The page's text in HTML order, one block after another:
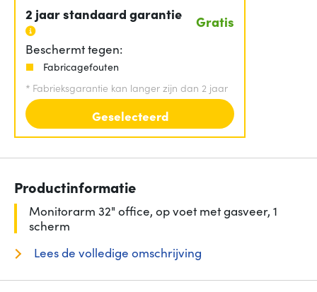
2 jaar standaard garantie Gratis
Beschermt tegen:
Fabricagefouten
* Fabrieksgarantie kan langer zijn dan 2 jaar
Geselecteerd
Productinformatie
Monitorarm 32" office, op voet met gasveer, 1
scherm
Lees de volledige omschrijving